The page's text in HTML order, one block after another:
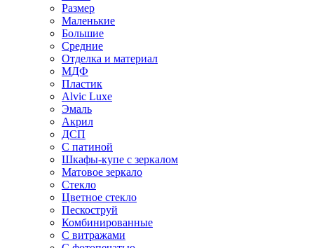
Размер
Маленькие
Большие
Средние
Отделка и материал
МДФ
Пластик
Alvic Luxe
Эмаль
Акрил
ДСП
С патиной
Шкафы-купе с зеркалом
Матовое зеркало
Стекло
Цветное стекло
Пескоструй
Комбинированные
С витражами